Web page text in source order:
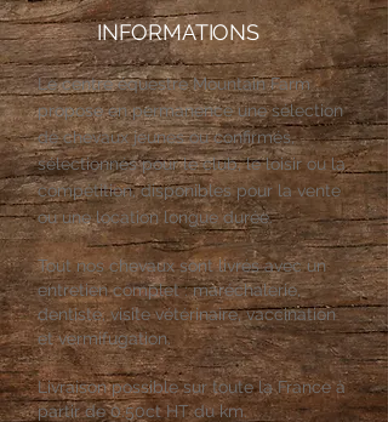
INFORMATIONS
Le centre équestre Mountain Farm
propose en permanence une sélection
de chevaux jeunes ou confirmés,
sélectionnés pour le club, le loisir ou la
compétition, disponibles pour la vente
ou une location longue durée.
Tout nos chevaux sont livrés avec un
entretien complet : maréchalerie,
dentiste, visite vétérinaire, vaccination
et vermifugation.
Livraison possible sur toute la France à
partir de 0.50ct HT du km.